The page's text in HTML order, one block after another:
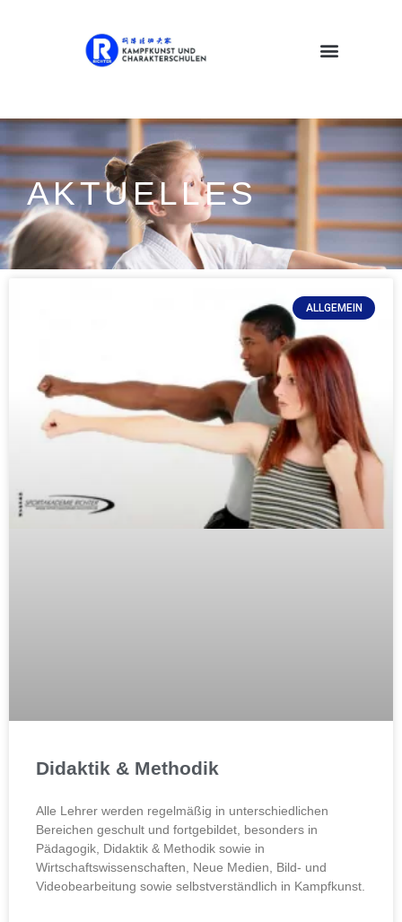
AKTUELLES
ALLGEMEIN
Didaktik & Methodik
Alle Lehrer werden regelmäßig in unterschiedlichen
Bereichen geschult und fortgebildet, besonders in
Pädagogik, Didaktik & Methodik sowie in
Wirtschaftswissenschaften, Neue Medien, Bild- und
Videobearbeitung sowie selbstverständlich in Kampfkunst.